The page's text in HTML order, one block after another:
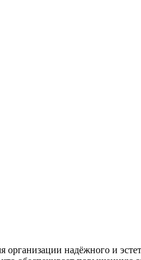
организации надёжного и